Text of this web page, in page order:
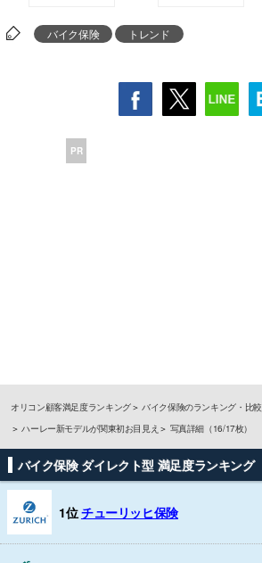
バイク保険 トレンド
PR
オリコン顧客満足度ランキング バイク保険のランキング・比較
ハーレー新モデルが関東初お目見え
写真詳細（16/17枚）
バイク保険 ダイレクト型 満足度ランキング
1位チューリッヒ保険